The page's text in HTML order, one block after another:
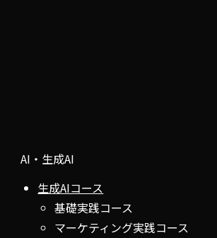
AI・生成AI
生成AIコース
基礎実践コース
マーケティング実践コース